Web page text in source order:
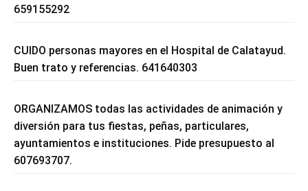
659155292
CUIDO personas mayores en el Hospital de Calatayud.
Buen trato y referencias. 641640303
ORGANIZAMOS todas las actividades de animación y
diversión para tus fiestas, peñas, particulares,
ayuntamientos e instituciones. Pide presupuesto al
607693707.